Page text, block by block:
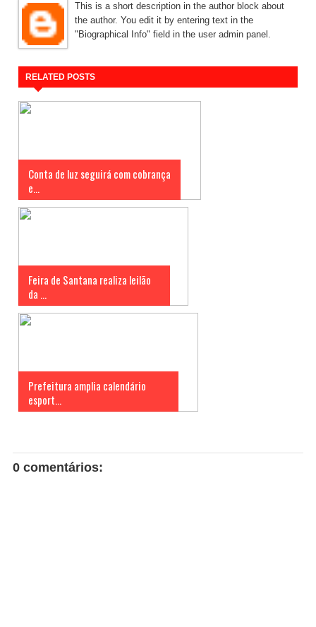
This is a short description in the author block about
the author. You edit it by entering text in the
"Biographical Info" field in the user admin panel.
RELATED POSTS
Conta de luz seguirá com cobrança
e...
Feira de Santana realiza leilão
da ...
Prefeitura amplia calendário
esport...
0 comentários: